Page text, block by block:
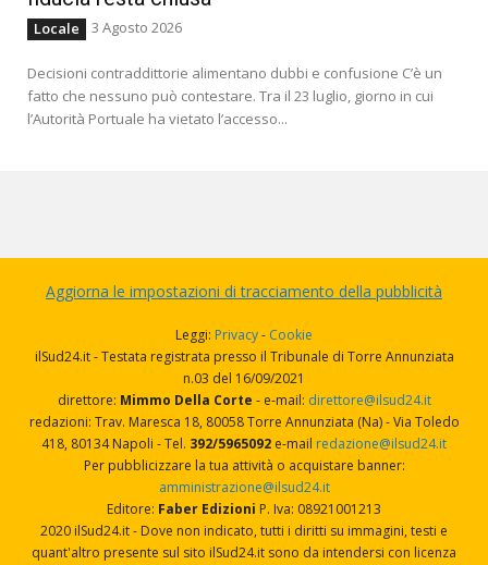
Locale 3 Agosto 2026
Decisioni contraddittorie alimentano dubbi e confusione C’è un
fatto che nessuno può contestare. Tra il 23 luglio, giorno in cui
l’Autorità Portuale ha vietato l’accesso...
Aggiorna le impostazioni di tracciamento della pubblicità
Leggi: Privacy- Cookie
ilSud24.it - Testata registrata presso il Tribunale di Torre Annunziata
n.03 del 16/09/2021
direttore: Mimmo Della Corte - e-mail: direttore@ilsud24.it
redazioni: Trav. Maresca 18, 80058 Torre Annunziata (Na) - Via Toledo
418, 80134 Napoli - Tel. 392/5965092 e-mail redazione@ilsud24.it
Per pubblicizzare la tua attività o acquistare banner:
amministrazione@ilsud24.it
Editore: Faber Edizioni P. Iva: 08921001213
2020 ilSud24.it - Dove non indicato, tutti i diritti su immagini, testi e
quant'altro presente sul sito ilSud24.it sono da intendersi con licenza